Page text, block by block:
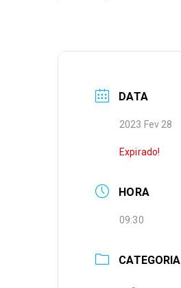
DATA
2023 Fev 28
Expirado!
HORA
09:30
CATEGORIA